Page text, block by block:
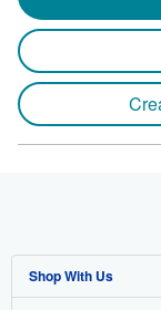
Shop With Us